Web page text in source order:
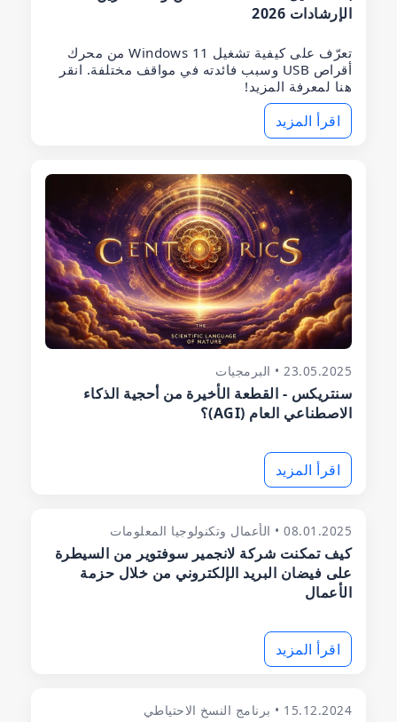
الإرشادات 2026
تعرّف على كيفية تشغيل Windows 11 من محرك
أقراص USB وسبب فائدته في مواقف مختلفة. انقر
هنا لمعرفة المزيد!
اقرأ المزيد
23.05.2025 • البرمجيات
سنتريكس - القطعة الأخيرة من أحجية الذكاء
الاصطناعي العام (AGI)؟
اقرأ المزيد
08.01.2025 • الأعمال وتكنولوجيا المعلومات
كيف تمكنت شركة لانجمير سوفتوير من السيطرة
على فيضان البريد الإلكتروني من خلال حزمة
الأعمال
اقرأ المزيد
15.12.2024 • برنامج النسخ الاحتياطي